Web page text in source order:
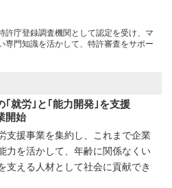
許庁登録調査機関として認定を受け、マ
専門知識を活かして、特許審査をサポー
｢就労｣と｢能力開発｣を支援
開始
支援事業を集約し、これまで企業
力を活かして、年齢に関係なくい
支える人材として社会に貢献でき